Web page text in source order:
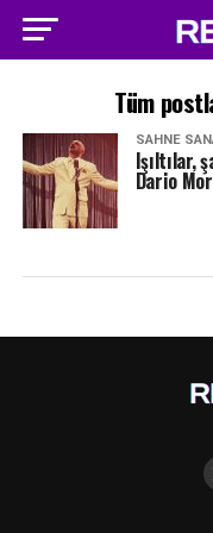
Tüm
SAHNE
Işıltılar,
Dario